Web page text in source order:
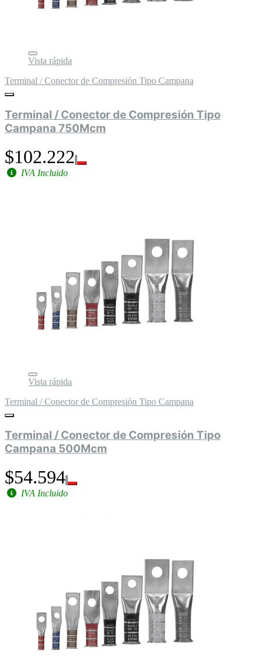
Vista rápida
Terminal / Conector de Compresión Tipo Campana
Terminal / Conector de Compresión Tipo
Campana 750Mcm
$102.222
IVA Incluido
Vista rápida
Terminal / Conector de Compresión Tipo Campana
Terminal / Conector de Compresión Tipo
Campana 500Mcm
$54.594
IVA Incluido